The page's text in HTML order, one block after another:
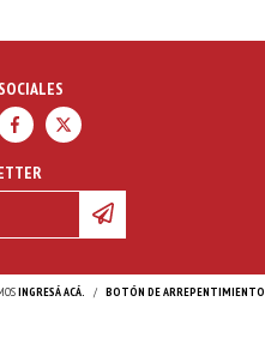
INGRESÁ ACÁ. / BOTÓN DE ARREPENTIMIENTO